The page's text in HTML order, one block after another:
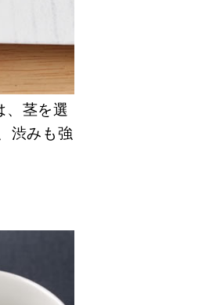
、茎を選
渋みも強